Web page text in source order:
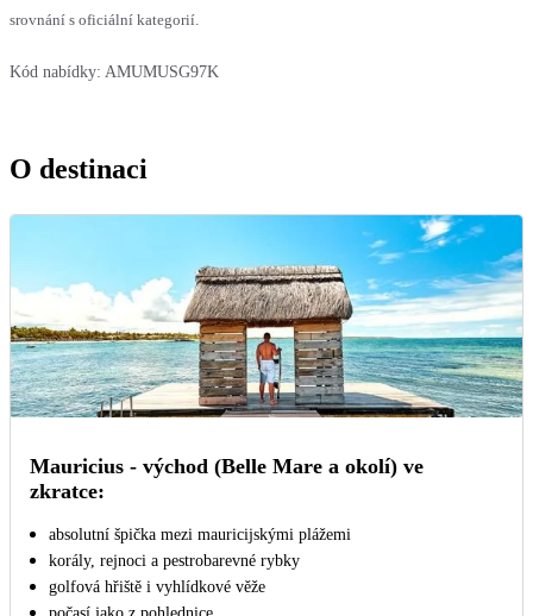
srovnání s oficiální kategorií.
Kód nabídky: AMUMUSG97K
O destinaci
Mauricius - východ (Belle Mare a okolí) ve
zkratce:
absolutní špička mezi mauricijskými plážemi
korály, rejnoci a pestrobarevné rybky
golfová hřiště i vyhlídkové věže